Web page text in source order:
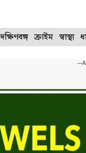
দক্ষিণবঙ্গ ক্রাইম স্বাস্থ্য
---